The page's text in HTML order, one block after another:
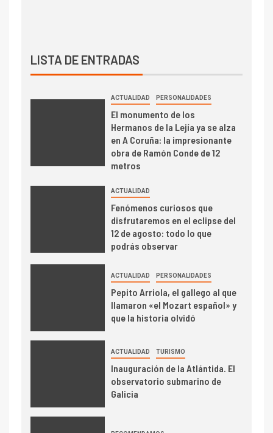
LISTA DE ENTRADAS
ACTUALIDAD PERSONALIDADES
El monumento de los
Hermanos de la Lejía ya se alza
en A Coruña: la impresionante
obra de Ramón Conde de 12
metros
ACTUALIDAD
Fenómenos curiosos que
disfrutaremos en el eclipse del
12 de agosto: todo lo que
podrás observar
ACTUALIDAD PERSONALIDADES
Pepito Arriola, el gallego al que
llamaron «el Mozart español» y
que la historia olvidó
ACTUALIDAD TURISMO
Inauguración de la Atlántida. El
observatorio submarino de
Galicia